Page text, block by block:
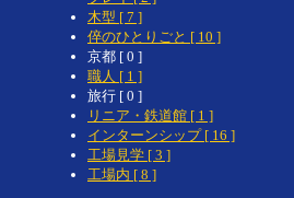
木型 [ 7 ]
倅のひとりごと [ 10 ]
京都 [ 0 ]
職人 [ 1 ]
旅行 [ 0 ]
リニア・鉄道館 [ 1 ]
インターンシップ [ 16 ]
工場見学 [ 3 ]
工場内 [ 8 ]